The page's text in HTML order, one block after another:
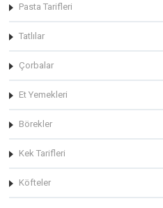
Pasta Tarifleri
Tatlılar
Çorbalar
Et Yemekleri
Börekler
Kek Tarifleri
Köfteler